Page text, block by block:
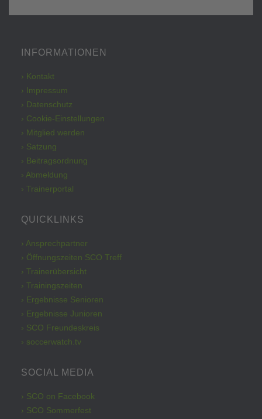
INFORMATIONEN
› Kontakt
› Impressum
› Datenschutz
› Cookie-Einstellungen
› Mitglied werden
› Satzung
› Beitragsordnung
› Abmeldung
› Trainerportal
QUICKLINKS
› Ansprechpartner
› Öffnungszeiten SCO Treff
› Trainerübersicht
› Trainingszeiten
› Ergebnisse Senioren
› Ergebnisse Junioren
› SCO Freundeskreis
› soccerwatch.tv
SOCIAL MEDIA
› SCO on Facebook
› SCO Sommerfest